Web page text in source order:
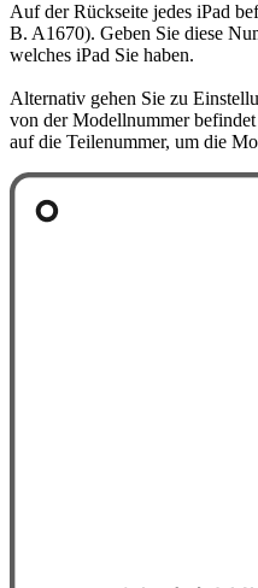
Auf der Rückseite jedes iPad
B. A1670). Geben Sie diese
welches iPad Sie haben.
Alternativ gehen Sie zu
von der Modellnummer
auf die Teilenummer, um die